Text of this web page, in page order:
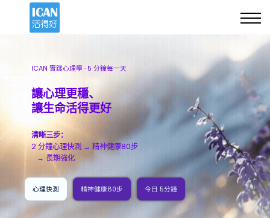
登入
成爲 ICAN特選會員
ICAN 實踐心理學 · 5 分鐘每一天
讓心理更穩、
讓生命活得更好
清晰三步：
2 分鐘心理快測 → 精神健康80步
→ 長期強化
心理快測 精神健康80步 今日 5分鐘